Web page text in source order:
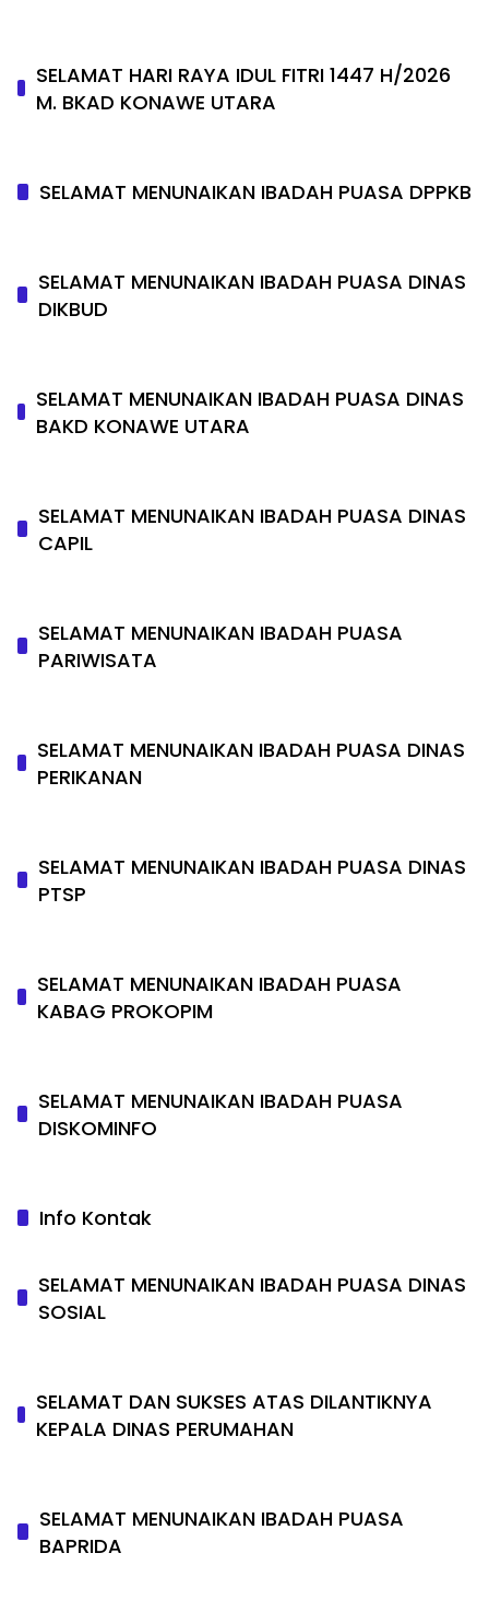
SELAMAT HARI RAYA IDUL FITRI 1447 H/2026
M. BKAD KONAWE UTARA
SELAMAT MENUNAIKAN IBADAH PUASA DPPKB
SELAMAT MENUNAIKAN IBADAH PUASA DINAS
DIKBUD
SELAMAT MENUNAIKAN IBADAH PUASA DINAS
BAKD KONAWE UTARA
SELAMAT MENUNAIKAN IBADAH PUASA DINAS
CAPIL
SELAMAT MENUNAIKAN IBADAH PUASA
PARIWISATA
SELAMAT MENUNAIKAN IBADAH PUASA DINAS
PERIKANAN
SELAMAT MENUNAIKAN IBADAH PUASA DINAS
PTSP
SELAMAT MENUNAIKAN IBADAH PUASA
KABAG PROKOPIM
SELAMAT MENUNAIKAN IBADAH PUASA
DISKOMINFO
Info Kontak
SELAMAT MENUNAIKAN IBADAH PUASA DINAS
SOSIAL
SELAMAT DAN SUKSES ATAS DILANTIKNYA
KEPALA DINAS PERUMAHAN
SELAMAT MENUNAIKAN IBADAH PUASA
BAPRIDA